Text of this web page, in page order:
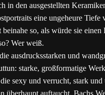
in den ausgestellten
eine ungeheure
so, als würde sie
Wer weiß.
ausdrucksstarken und
starke, großformatige
sexy und verrucht, stark